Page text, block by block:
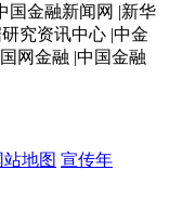
国金融新闻网 |新华
究资讯中心 |中金
网金融 |中国金融
站地图 宣传年